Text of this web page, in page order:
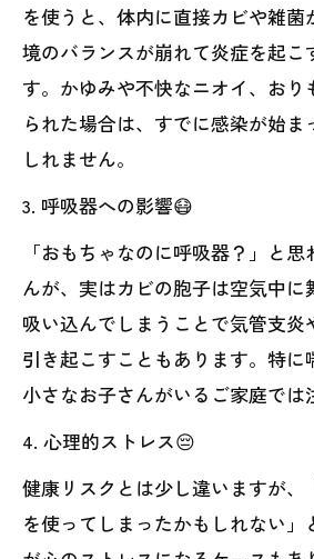
を使うと、体内に直接カビや雑
境のバランスが崩れて炎症を起こ
す。かゆみや不快なニオイ、おり
られた場合は、すでに感染が始ま
しれません。
3. 呼吸器への影響😷
「おもちゃなのに呼吸器？」と
んが、実はカビの胞子は空気中に
吸い込んでしまうことで気管支炎
引き起こすこともあります。特に
小さなお子さんがいるご家庭では
4. 心理的ストレス😔
健康リスクとは少し違いますが、
を使ってしまったかもしれない」